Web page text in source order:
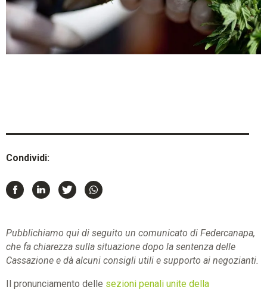
Condividi:
Pubblichiamo qui di seguito un comunicato di Federcanapa,
che fa chiarezza sulla situazione dopo la sentenza delle
Cassazione e dà alcuni consigli utili e supporto ai negozianti.
Il pronunciamento delle sezioni penali unite della